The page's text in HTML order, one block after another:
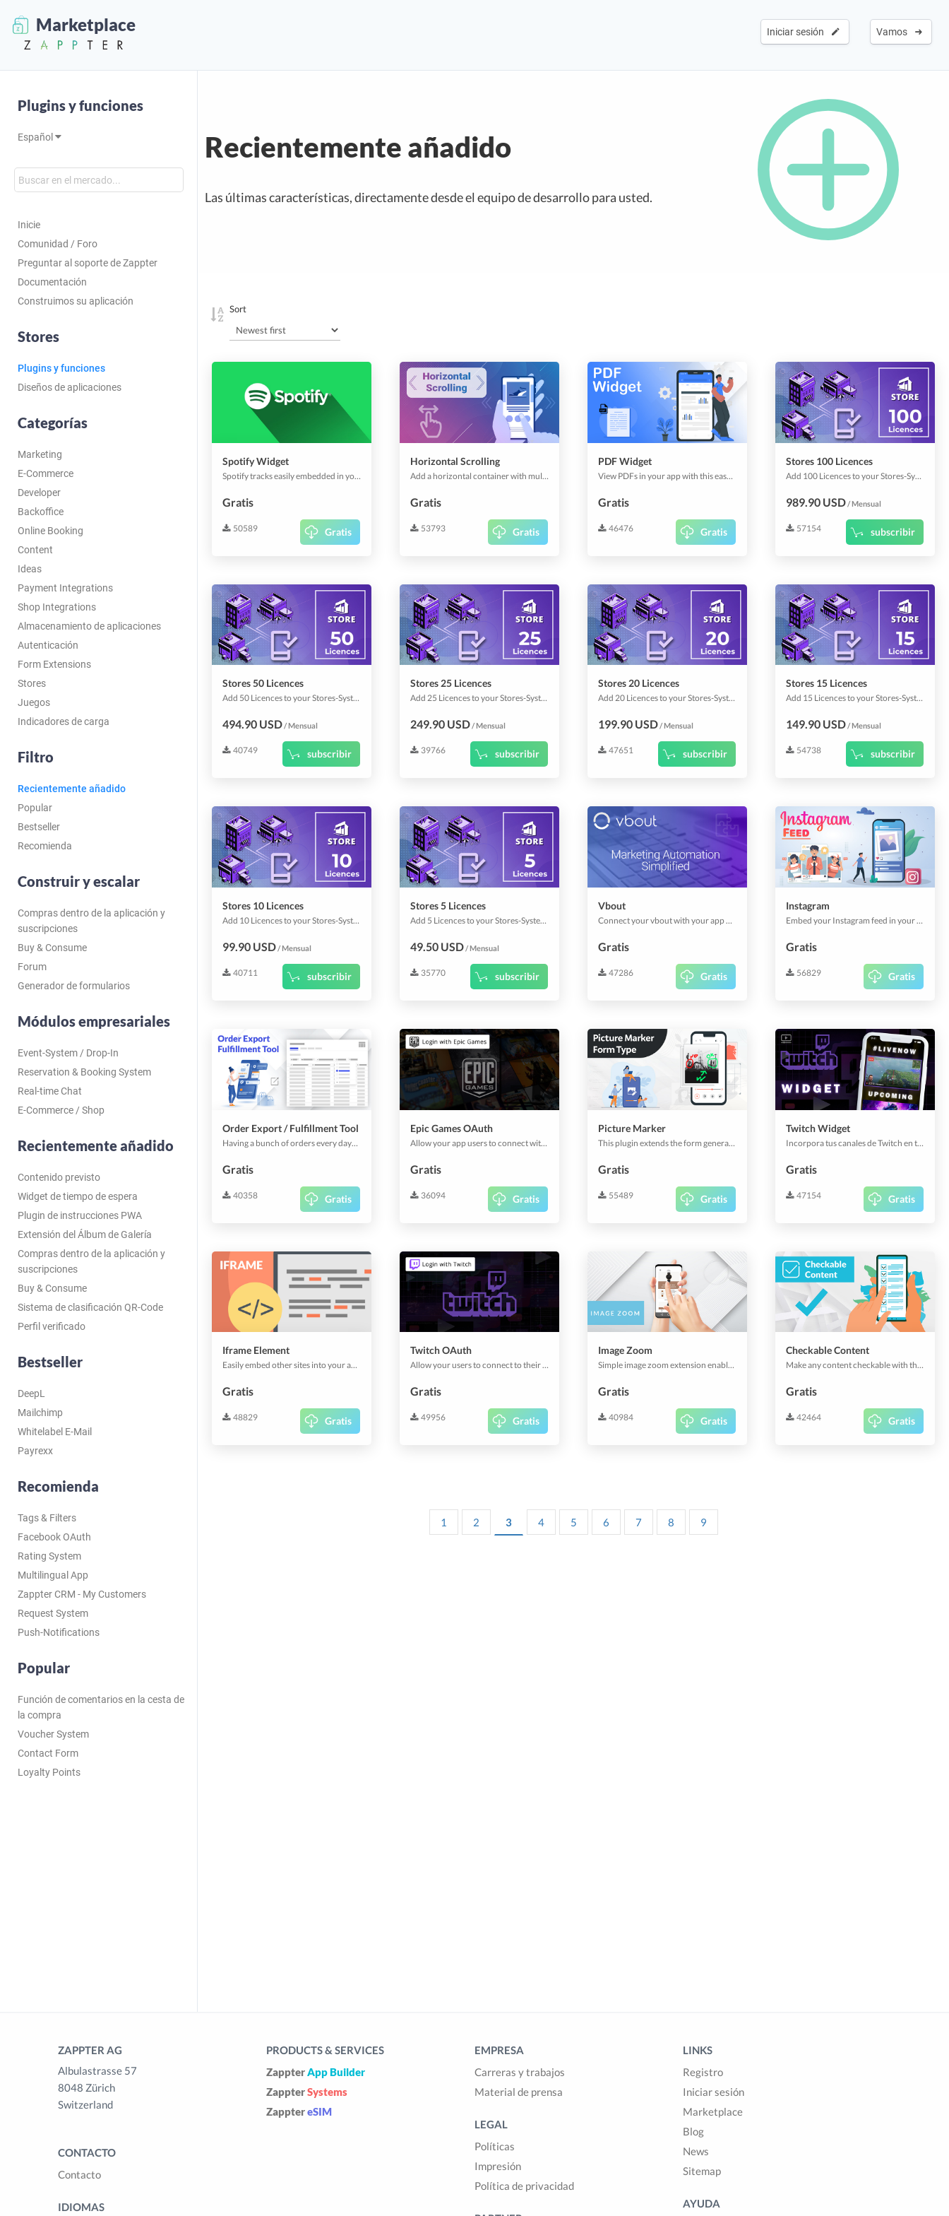
Marketplace Vamos
Iniciar sesión
Plugins y funciones
Español
Inicie
Comunidad / Foro
Preguntar al soporte de Zappter
Documentación
Construimos su aplicación
Stores
Plugins y funciones
Diseños de aplicaciones
Categorías
Marketing
E-Commerce
Developer
Backoffice
Online Booking
Content
Ideas
Payment Integrations
Shop Integrations
Almacenamiento de aplicaciones
Autenticación
Form Extensions
Stores
Juegos
Indicadores de carga
Filtro
Recientemente añadido
Popular
Bestseller
Recomienda
Construir y escalar
Compras dentro de la aplicación y
suscripciones
Buy & Consume
Forum
Generador de formularios
Módulos empresariales
Event-System / Drop-In
Reservation & Booking System
Real-time Chat
E-Commerce / Shop
Recientemente añadido
Contenido previsto
Widget de tiempo de espera
Plugin de instrucciones PWA
Extensión del Álbum de Galería
Compras dentro de la aplicación y
suscripciones
Buy & Consume
Sistema de clasificación QR-Code
Perfil verificado
Bestseller
DeepL
Mailchimp
Whitelabel E-Mail
Payrexx
Recomienda
Tags & Filters
Facebook OAuth
Rating System
Multilingual App
Zappter CRM - My Customers
Request System
Push-Notifications
Popular
Función de comentarios en la cesta de
la compra
Voucher System
Contact Form
Loyalty Points
Recientemente añadido
Las últimas características, directamente desde el equipo de desarrollo para usted.
Sort
Spotify Widget
Spotify tracks easily embedded in your app.
Gratis
50589 Gratis
Horizontal Scrolling
Add a horizontal container with multiple elements inside.
Gratis
53793 Gratis
PDF Widget
View PDFs in your app with this easy-to-use addon.
Gratis
46476 Gratis
Stores 100 Licences
Add 100 Licences to your Stores-System.
989.90 USD/ Mensual
57154 subscribir
Stores 50 Licences
Add 50 Licences to your Stores-System.
494.90 USD/ Mensual
40749 subscribir
Stores 25 Licences
Add 25 Licences to your Stores-System.
249.90 USD/ Mensual
39766 subscribir
Stores 20 Licences
Add 20 Licences to your Stores-System.
199.90 USD/ Mensual
47651 subscribir
Stores 15 Licences
Add 15 Licences to your Stores-System.
149.90 USD/ Mensual
54738 subscribir
Stores 10 Licences
Add 10 Licences to your Stores-System.
99.90 USD/ Mensual
40711 subscribir
Stores 5 Licences
Add 5 Licences to your Stores-System.
49.50 USD/ Mensual
35770 subscribir
Vbout
Connect your vbout with your app users and automate email marketing.
Gratis
47286 Gratis
Instagram
Embed your Instagram feed in your app.
Gratis
56829 Gratis
Order Export / Fulfillment Tool
Having a bunch of orders every day? Use this plugin to automate and simplify order processing by exporting orders to a CSV file.
Gratis
40358 Gratis
Epic Games OAuth
Allow your app users to connect with their epic games account.
Gratis
36094 Gratis
Picture Marker
This plugin extends the form generator with a new type "picture marker".
Gratis
55489 Gratis
Twitch Widget
Incorpora tus canales de Twitch en tu aplicación.
Gratis
47154 Gratis
Iframe Element
Easily embed other sites into your app.
Gratis
48829 Gratis
Twitch OAuth
Allow your users to connect to their Twitch account.
Gratis
49956 Gratis
Image Zoom
Simple image zoom extension enables your users to zoom on images in sliders, articles and more.
Gratis
40984 Gratis
Checkable Content
Make any content checkable with this easy to use addon.
Gratis
42464 Gratis
1 2 3 4 5 6 7 8 9
ZAPPTER AG
Albulastrasse 57
8048 Zürich
Switzerland
CONTACTO
Contacto
IDIOMAS
PRODUCTS & SERVICES
ZappterApp Builder
ZappterSystems
ZapptereSIM
EMPRESA
Carreras y trabajos
Material de prensa
LEGAL
Políticas
Impresión
Política de privacidad
LINKS
Registro
Iniciar sesión
Marketplace
Blog
News
Sitemap
AYUDA